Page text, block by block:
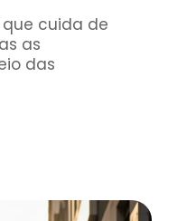
que cuida de
as
das